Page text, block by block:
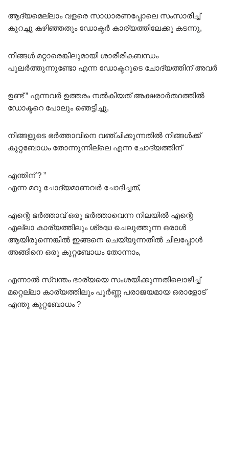
ആദ്യമെല്ലാം വളരെ സാധാരണപ്പോലെ സംസാരിച്ച്
കുറച്ചു കഴിഞ്ഞതും ഡോക്ടർ കാര്യത്തിലേക്കു കടന്നു,
നിങ്ങൾ മറ്റാരെങ്കിലുമായി ശാരീരികബന്ധം
പുലർത്തുന്നുണ്ടോ എന്ന ഡോക്ടറുടെ ചോദ്യത്തിന് അവർ
ഉണ്ട് ” എന്നവർ ഉത്തരം നൽകിയത് അക്ഷരാർത്ഥത്തിൽ
ഡോക്ടറെ പോലും ഞെട്ടിച്ചു,
നിങ്ങളുടെ ഭർത്താവിനെ വഞ്ചിക്കുന്നതിൽ നിങ്ങൾക്ക്
കുറ്റബോധം തോന്നുന്നില്ലെ എന്ന ചോദ്യത്തിന്
എന്തിന് ? ”
എന്ന മറു ചോദ്യമാണവർ ചോദിച്ചത്,
എന്റെ ഭർത്താവ് ഒരു ഭർത്താവെന്ന നിലയിൽ എന്റെ
എല്ലാ കാര്യത്തിലും ശ്രദ്ധ ചെലുത്തുന്ന ഒരാൾ
ആയിരുന്നെങ്കിൽ ഇങ്ങനെ ചെയ്യുന്നതിൽ ചിലപ്പോൾ
അങ്ങിനെ ഒരു കുറ്റബോധം തോന്നാം,
എന്നാൽ സ്വന്തം ഭാര്യയെ സംശയിക്കുന്നതിലൊഴിച്ച്
മറ്റെല്ലാ കാര്യത്തിലും പൂർണ്ണ പരാജയമായ ഒരാളോട്
എന്തു കുറ്റബോധം ?